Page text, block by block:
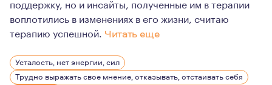
поддержку, но и инсайты, полученные им в терапии
воплотились в изменениях в его жизни, считаю
терапию успешной. Читать еще
В работе я применяю гештальт-подход, знания из
Усталость, нет энергии, сил
Трудно выражать свое мнение, отказывать, отстаивать себя